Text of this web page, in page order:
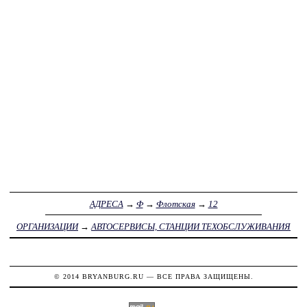
АДРЕСА → Ф→ Флотская→ 12
ОРГАНИЗАЦИИ→ АВТОСЕРВИСЫ, СТАНЦИИ ТЕХОБСЛУЖИВАНИЯ
© 2014 BRYANBURG.RU — ВСЕ ПРАВА ЗАЩИЩЕНЫ.